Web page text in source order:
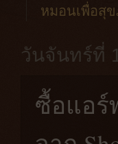
หมอนเพื่อสุข
วันจันทร์ที่
ซื้อแอร์